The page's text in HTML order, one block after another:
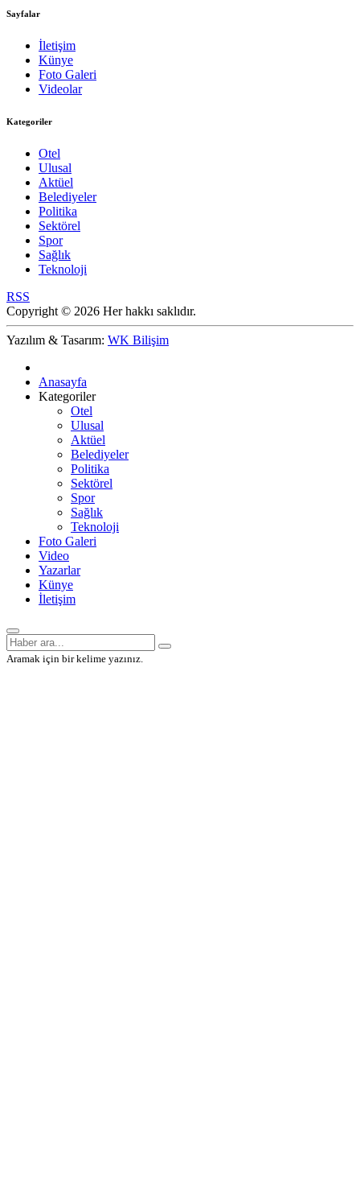
Sayfalar
İletişim
Künye
Foto Galeri
Videolar
Kategoriler
Otel
Ulusal
Aktüel
Belediyeler
Politika
Sektörel
Spor
Sağlık
Teknoloji
RSS
Copyright © 2026 Her hakkı saklıdır.
Yazılım & Tasarım: WK Bilişim
Anasayfa
Kategoriler
Otel
Ulusal
Aktüel
Belediyeler
Politika
Sektörel
Spor
Sağlık
Teknoloji
Foto Galeri
Video
Yazarlar
Künye
İletişim
Aramak için bir kelime yazınız.